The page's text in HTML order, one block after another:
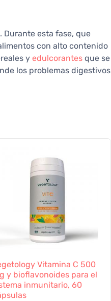
Durante esta fase, que
con alto contenido
y edulcorantes que se
los problemas digestivos
Vitamina C 500
y bioflavonoides para el
inmunitario, 60